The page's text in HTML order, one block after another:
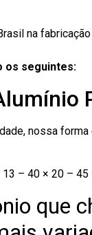
na
os seguintes:
nossa
– 40 × 20 –
que